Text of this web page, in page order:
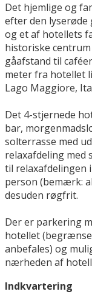
Det hjemlige og
efter den lyserøde
og et af hotellets
historiske
gåafstand til
meter fra hotellet
Lago Maggiore,
Det 4-stjernede
bar,
solterrasse med
relaxafdeling med
til relaxafdelingen
person (bemærk:
desuden røgfrit.
Der er parkering
hotellet
anbefales) og
nærheden af
Indkvartering